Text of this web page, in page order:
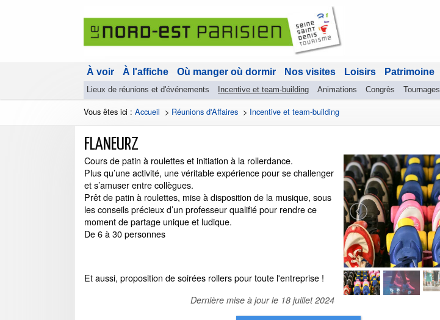
À voir À l'affiche Où manger où dormir Nos visites Loisirs Patrimoine
Lieux de réunions et d'événements Incentive et team-building Animations Congrès Tournages
Vous êtes ici : Accueil > Réunions d'Affaires > Incentive et team-building
FLANEURZ
Cours de patin à roulettes et initiation à la rollerdance.
Plus qu’une activité, une véritable expérience pour se challenger
et s’amuser entre collègues.
Prêt de patin à roulettes, mise à disposition de la musique, sous
les conseils précieux d’un professeur qualifié pour rendre ce
moment de partage unique et ludique.
De 6 à 30 personnes
Et aussi, proposition de soirées rollers pour toute l'entreprise !
Dernière mise à jour le 18 juillet 2024